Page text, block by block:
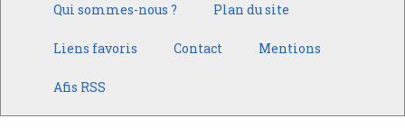
Qui sommes-nous ? Plan du site
Liens favoris Contact Mentions
Afis RSS